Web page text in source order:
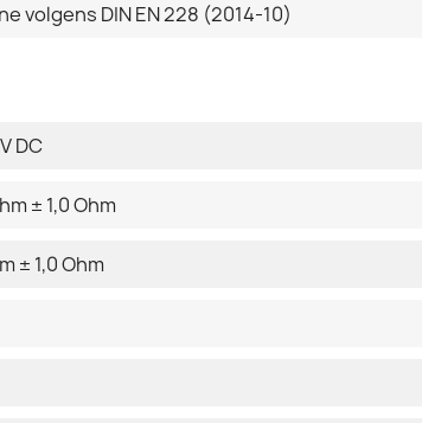
volgens DIN EN 228 (2014-10)
DC
± 1,0 Ohm
± 1,0 Ohm